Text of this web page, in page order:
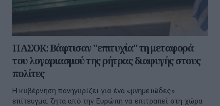
ΠΑΣΟΚ: Βάφτισαν "επιτυχία" τη μεταφορά
του λογαριασμού της ρήτρας διαφυγής στους
πολίτες
Η κυβέρνηση πανηγυρίζει για ένα «μνημειώδες»
επίτευγμα: ζητά από την Ευρώπη να επιτραπεί στη χώρα